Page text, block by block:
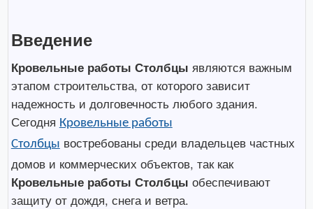
Введение
Кровельные работы Столбцы являются важным
этапом строительства, от которого зависит
надежность и долговечность любого здания.
Сегодня Кровельные работы
Столбцы востребованы среди владельцев частных
домов и коммерческих объектов, так как
Кровельные работы Столбцы обеспечивают
защиту от дождя, снега и ветра.